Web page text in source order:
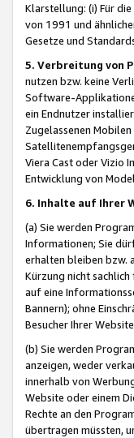
Klarstellung: (i) Für
von 1991 und
Gesetze und
5. Verbreitung von
nutzen bzw. keine
Software-
ein Endnutzer
Zugelassenen
Viera Cast oder Vizio
Entwicklung von
6. Inhalte auf Ihrer
(a) Sie werden
Informationen; Sie
erhalten bleiben bzw.
Kürzung nicht
auf eine
Bannern); ohne
Besucher Ihrer
(b) Sie werden
anzeigen, weder
innerhalb von
Website oder einem
Rechte an den
übertragen müssten,